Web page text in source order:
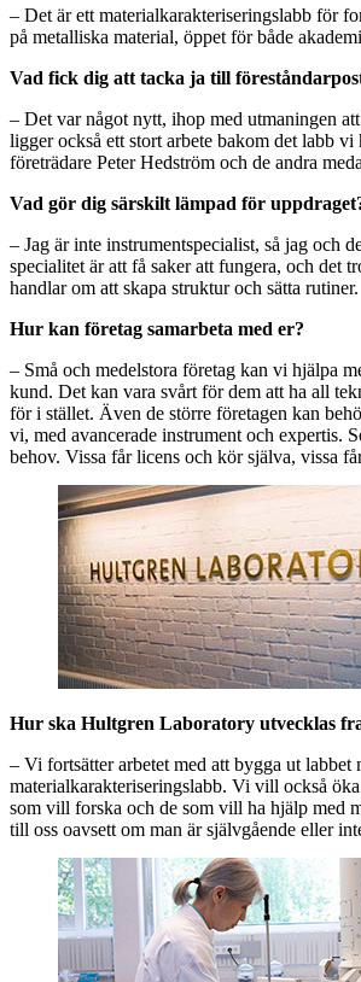
– Det är ett materialkarakteriseringslabb för
på metalliska material, öppet för både
Vad fick dig att tacka ja till
– Det var något nytt, ihop med utmaningen
ligger också ett stort arbete bakom det labb
företrädare Peter Hedström och de andra
Vad gör dig särskilt lämpad för
– Jag är inte instrumentspecialist, så jag och
specialitet är att få saker att fungera, och det
handlar om att skapa struktur och sätta rutiner.
Hur kan företag samarbeta med er?
– Små och medelstora företag kan vi hjälpa
kund. Det kan vara svårt för dem att ha all
för i stället. Även de större företagen kan
vi, med avancerade instrument och expertis.
behov. Vissa får licens och kör själva, vissa
Hur ska Hultgren Laboratory utvecklas
– Vi fortsätter arbetet med att bygga ut
materialkarakteriseringslabb. Vi vill också
som vill forska och de som vill ha hjälp med
till oss oavsett om man är självgående eller